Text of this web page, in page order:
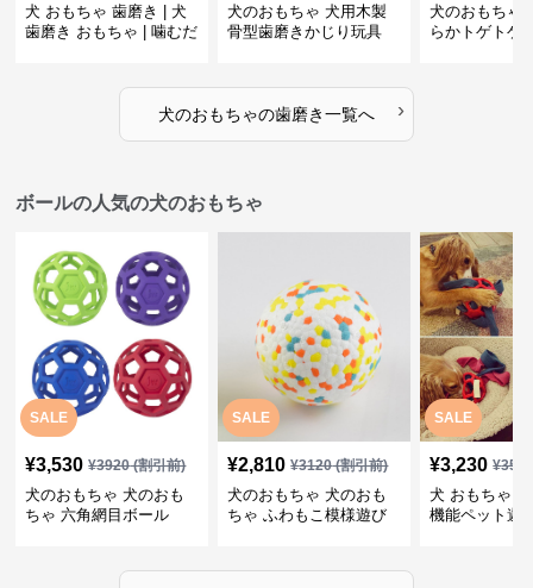
犬 おもちゃ 歯磨き | 犬
歯磨き おもちゃ | 噛むだ
犬のおもちゃ 犬用木製
骨型歯磨きかじり玩具
犬のおもちゃ
らかトゲトゲ
犬のおもちゃの歯磨き一覧へ ›
ボールの人気の犬のおもちゃ
SALE
¥3,530 ¥3920(割引前)
犬のおもちゃ 犬のおも
ちゃ 六角網目ボール
SALE
¥2,810 ¥3120(割引前)
犬のおもちゃ 犬のおも
ちゃ ふわもこ模様遊び
SALE
¥3,230 ¥
犬 おもちゃ
機能ペット遊